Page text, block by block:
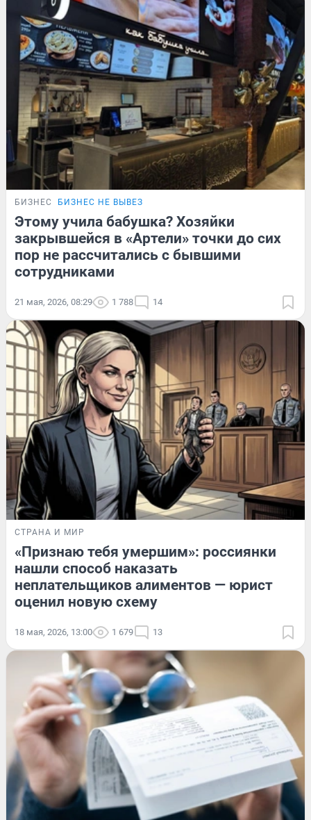
БИЗНЕС БИЗНЕС НЕ ВЫВЕЗ
Этому учила бабушка? Хозяйки
закрывшейся в «Артели» точки до сих
пор не рассчитались с бывшими
сотрудниками
21 мая, 2026, 08:29 1 788 14
СТРАНА И МИР
«Признаю тебя умершим»: россиянки
нашли способ наказать
неплательщиков алиментов — юрист
оценил новую схему
18 мая, 2026, 13:00 1 679 13